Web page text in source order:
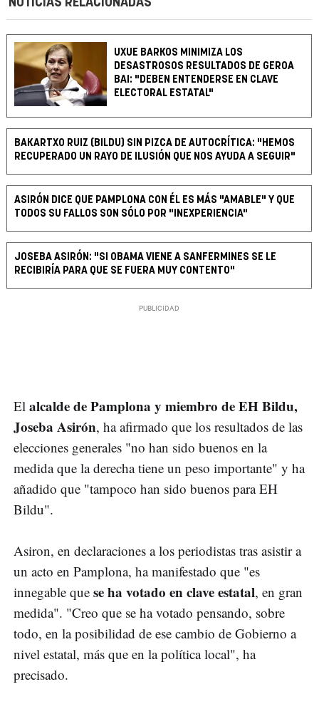
NOTICIAS RELACIONADAS
UXUE BARKOS MINIMIZA LOS
DESASTROSOS RESULTADOS DE GEROA
BAI: "DEBEN ENTENDERSE EN CLAVE
ELECTORAL ESTATAL"
BAKARTXO RUIZ (BILDU) SIN PIZCA DE AUTOCRÍTICA: "HEMOS
RECUPERADO UN RAYO DE ILUSIÓN QUE NOS AYUDA A SEGUIR"
ASIRÓN DICE QUE PAMPLONA CON ÉL ES MÁS "AMABLE" Y QUE
TODOS SU FALLOS SON SÓLO POR "INEXPERIENCIA"
JOSEBA ASIRÓN: "SI OBAMA VIENE A SANFERMINES SE LE
RECIBIRÍA PARA QUE SE FUERA MUY CONTENTO"
El alcalde de Pamplona y miembro de EH Bildu,
Joseba Asirón, ha afirmado que los resultados de las
elecciones generales "no han sido buenos en la
medida que la derecha tiene un peso importante" y ha
añadido que "tampoco han sido buenos para EH
Bildu".
Asiron, en declaraciones a los periodistas tras asistir a
un acto en Pamplona, ha manifestado que "es
innegable que se ha votado en clave estatal, en gran
medida". "Creo que se ha votado pensando, sobre
todo, en la posibilidad de ese cambio de Gobierno a
nivel estatal, más que en la política local", ha
precisado.